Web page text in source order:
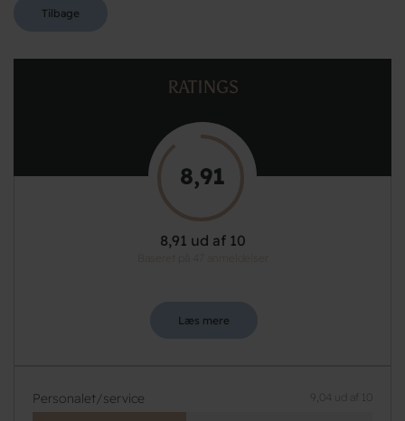
Tilbage
RATINGS
8,91
8,91 ud af 10
Baseret på 47 anmeldelser
Læs mere
Personalet/service 9,04 ud af 10